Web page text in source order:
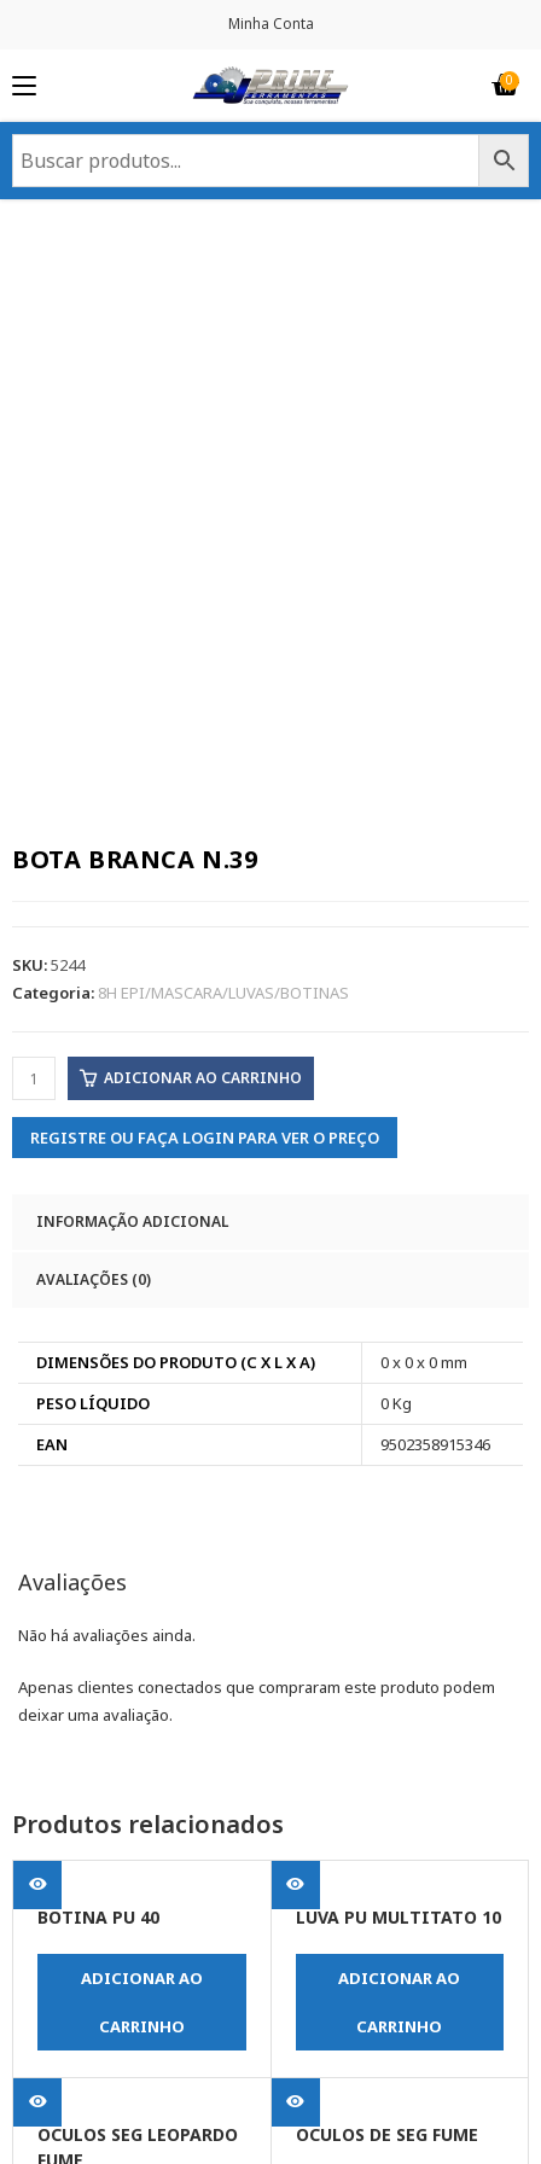
Minha Conta
BOTA BRANCA N.39
SKU:5244
Categoria: 8H EPI/MASCARA/LUVAS/BOTINAS
ADICIONAR AO CARRINHO
REGISTRE OU FAÇA LOGIN PARA VER O PREÇO
INFORMAÇÃO ADICIONAL
AVALIAÇÕES (0)
DIMENSÕES DO PRODUTO (C X L X A)
0 x 0 x 0 mm
PESO LÍQUIDO
0 Kg
EAN
9502358915346
Avaliações
Não há avaliações ainda.
Apenas clientes conectados que compraram este produto podem
deixar uma avaliação.
Produtos relacionados
BOTINA PU 40
ADICIONAR AO
CARRINHO
LUVA PU MULTITATO 10
ADICIONAR AO
CARRINHO
OCULOS SEG LEOPARDO
OCULOS DE SEG FUME